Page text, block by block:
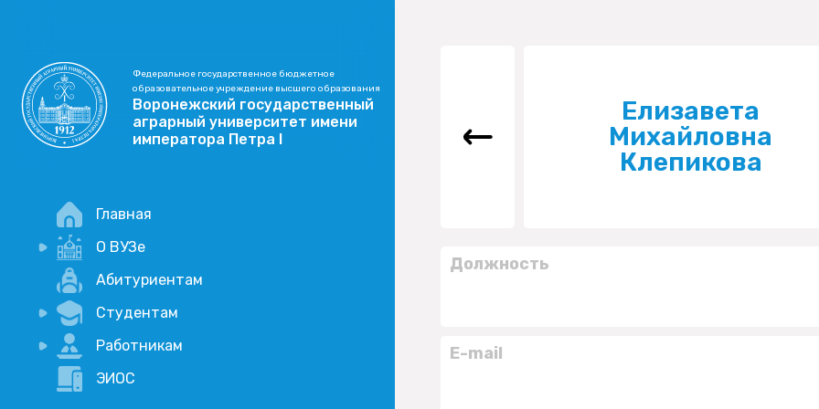
Федеральное государственное бюджетное
образовательное учреждение высшего образования
Воронежский государственный
аграрный университет имени
императора Петра I
Главная
О ВУЗе
Новости
Учебный процесс
Научная деятельность
Абитуриентам
Студентам
Портал дистанционого обучения
Академические отпуска
Работникам
Внимание, опрос!
ЭИОС
Елизавета
Михайловна
Клепикова
Должность
E-mail